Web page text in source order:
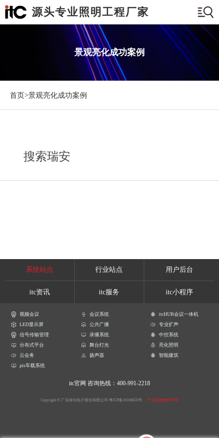
源头专业照明工程厂家
景观亮化成功案例
首页>景观亮化成功案例
搜索瑞安
系统站点 行业站点 用户后台
itc资讯 itc服务 itc小程序
视频会议 会议系统
itcHUB会议一体机
LED显示屏
公共广播
专业扩声
信号传输管理
录播系统
中控系统
分布式平台
舞台灯光
亮化照明
云会务
扬声器
智能建筑
pis车载系统
itc官网 咨询热线：400-991-2218
Copyright © 广东保伦电子股份有限公司 粤ICP备16106620号 产品参数解释声明